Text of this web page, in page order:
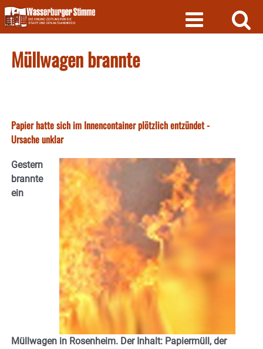
Skip
to
content
Müllwagen brannte
Papier hatte sich im Innencontainer plötzlich entzündet -
Ursache unklar
Gestern
brannte
ein
Müllwagen in Rosenheim. Der Inhalt: Papiermüll, der